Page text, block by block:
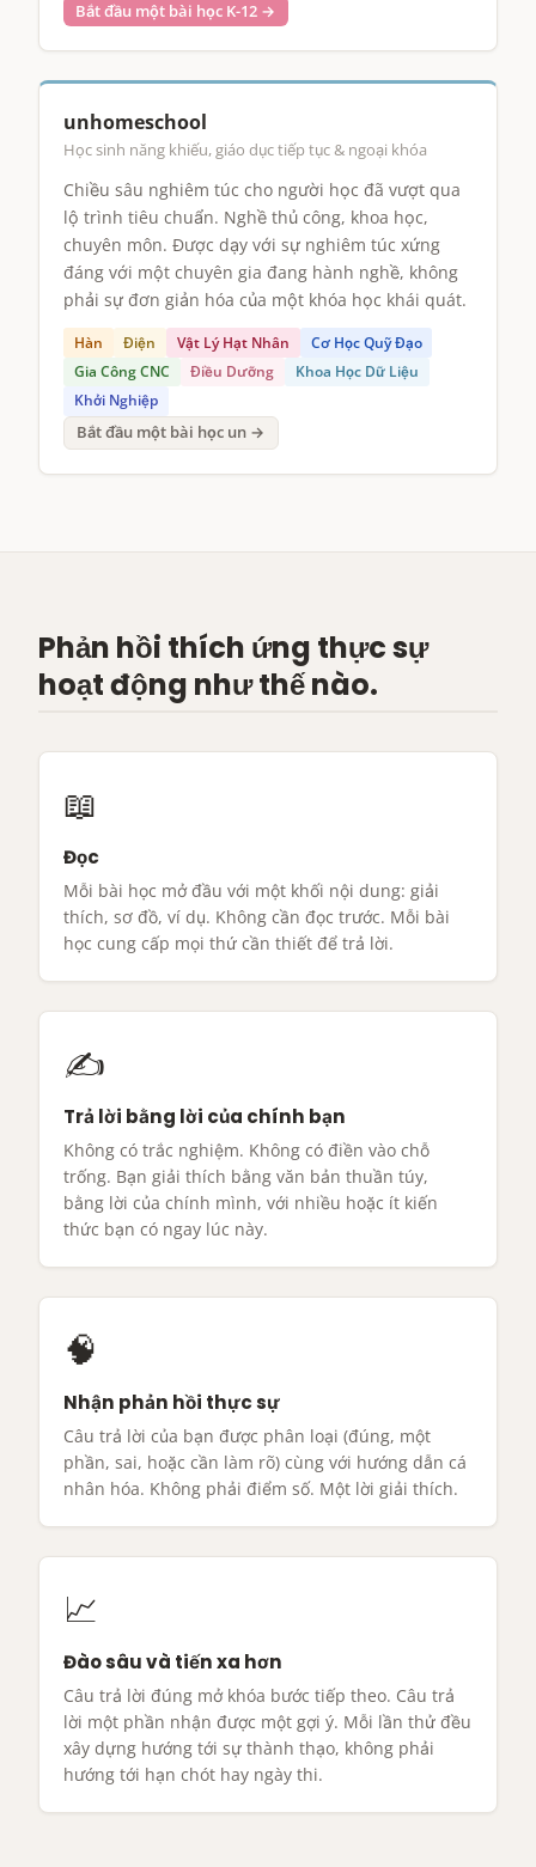
Bắt đầu một bài học K-12 →
unhomeschool
Học sinh năng khiếu, giáo dục tiếp tục & ngoại khóa
Chiều sâu nghiêm túc cho người học đã vượt qua
lộ trình tiêu chuẩn. Nghề thủ công, khoa học,
chuyên môn. Được dạy với sự nghiêm túc xứng
đáng với một chuyên gia đang hành nghề, không
phải sự đơn giản hóa của một khóa học khái quát.
Hàn Điện Vật Lý Hạt Nhân
Cơ Học Quỹ Đạo
Gia Công CNC
Điều Dưỡng
Khoa Học Dữ Liệu
Khởi Nghiệp
Bắt đầu một bài học un →
Phản hồi thích ứng thực sự
hoạt động như thế nào.
📖
Đọc
Mỗi bài học mở đầu với một khối nội dung: giải
thích, sơ đồ, ví dụ. Không cần đọc trước. Mỗi bài
học cung cấp mọi thứ cần thiết để trả lời.
✍
Trả lời bằng lời của chính bạn
Không có trắc nghiệm. Không có điền vào chỗ
trống. Bạn giải thích bằng văn bản thuần túy,
bằng lời của chính mình, với nhiều hoặc ít kiến
thức bạn có ngay lúc này.
🧠
Nhận phản hồi thực sự
Câu trả lời của bạn được phân loại (đúng, một
phần, sai, hoặc cần làm rõ) cùng với hướng dẫn cá
nhân hóa. Không phải điểm số. Một lời giải thích.
📈
Đào sâu và tiến xa hơn
Câu trả lời đúng mở khóa bước tiếp theo. Câu trả
lời một phần nhận được một gợi ý. Mỗi lần thử đều
xây dựng hướng tới sự thành thạo, không phải
hướng tới hạn chót hay ngày thi.